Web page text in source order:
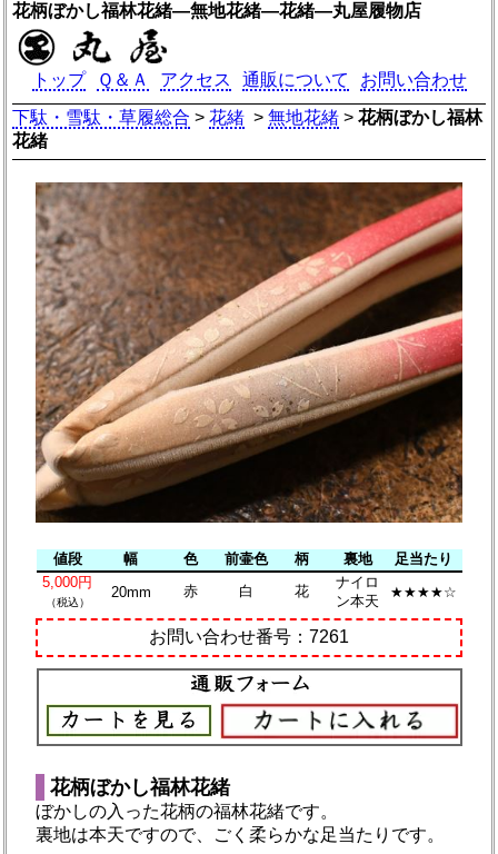
花柄ぼかし福林花緒―無地花緒―花緒―丸屋履物店
トップ Ｑ＆Ａ アクセス 通販について
お問い合わせ
下駄・雪駄・草履総合 >花緒 >無地花緒 >花柄ぼかし福林
花緒
値段 幅 色 前壷色 柄 裏地
足当たり
5,000円
（税込）
20mm 赤 白 花
ナイロ
ン本天
★★★★☆
お問い合わせ番号：7261
花柄ぼかし福林花緒
ぼかしの入った花柄の福林花緒です。
裏地は本天ですので、ごく柔らかな足当たりです。